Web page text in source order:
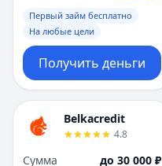
Первый займ бесплатно
На любые цели
Получить деньги
Belkacredit
4.8
Сумма
до 30 000 ₽